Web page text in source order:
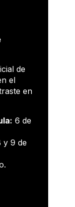
de
el
en
6 de
y 9 de